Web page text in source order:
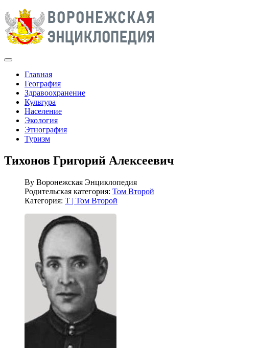
Главная
География
Здравоохранение
Культура
Население
Экология
Этнография
Туризм
Тихонов Григорий Алексеевич
By Воронежская Энциклопедия
Родительская категория: Том Второй
Категория: Т | Том Второй